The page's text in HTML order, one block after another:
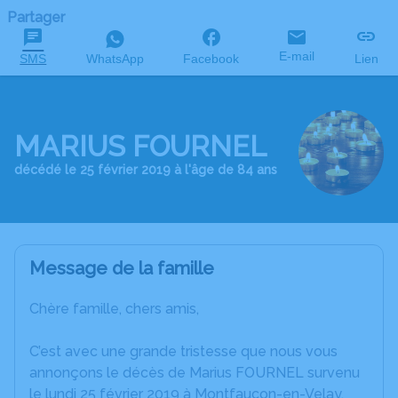
Partager
SMS WhatsApp Facebook E-mail Lien
MARIUS FOURNEL
décédé le 25 février 2019 à l'âge de 84 ans
Message de la famille
Chère famille, chers amis,
C’est avec une grande tristesse que nous vous
annonçons le décès de Marius FOURNEL survenu
le lundi 25 février 2019 à Montfaucon-en-Velay.